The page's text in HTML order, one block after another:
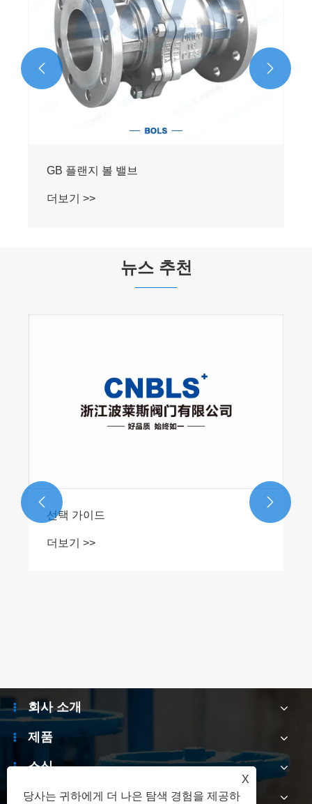
GB 플랜지 볼 밸브
더보기 >>
 
뉴스 추천
선택 가이드
더보기 >>
 
회사 소개
제품
소식
문의하기
X
당사는 귀하에게 더 나은 탐색 경험을 제공하